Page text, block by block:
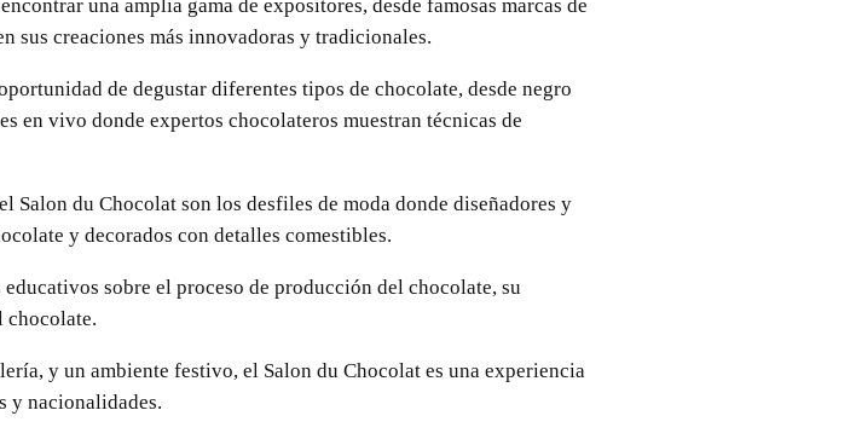
una amplia gama de expositores, desde famosas marcas de
sus creaciones más innovadoras y tradicionales.
de degustar diferentes tipos de chocolate, desde negro
en vivo donde expertos chocolateros muestran técnicas de
Salon du Chocolat son los desfiles de moda donde diseñadores y
y decorados con detalles comestibles.
sobre el proceso de producción del chocolate, su
chocolate.
y un ambiente festivo, el Salon du Chocolat es una experiencia
y nacionalidades.